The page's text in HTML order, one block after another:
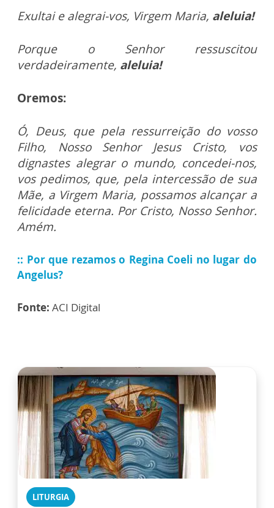
Exultai e alegrai-vos, Virgem Maria, aleluia!
Porque o Senhor ressuscitou
verdadeiramente, aleluia!
Oremos:
Ó, Deus, que pela ressurreição do vosso
Filho, Nosso Senhor Jesus Cristo, vos
dignastes alegrar o mundo, concedei-nos,
vos pedimos, que, pela intercessão de sua
Mãe, a Virgem Maria, possamos alcançar a
felicidade eterna. Por Cristo, Nosso Senhor.
Amém.
:: Por que rezamos o Regina Coeli no lugar do
Angelus?
Fonte: ACI Digital
LITURGIA